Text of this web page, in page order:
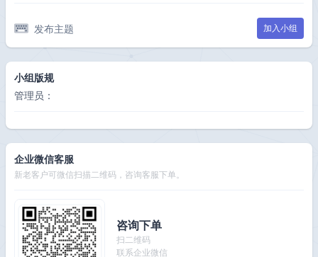
发布主题 加入小组
小组版规
管理员：
企业微信客服
新老客户可微信扫描二维码，咨询客服下单。
咨询下单
扫二维码
联系企业微信